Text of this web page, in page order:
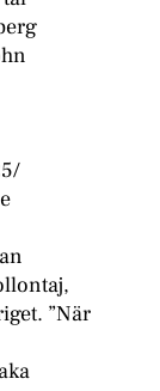
”När